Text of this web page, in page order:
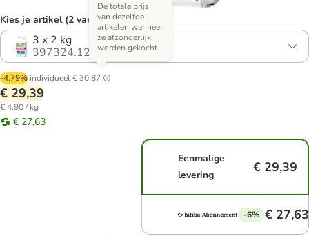
Kies je artikel (2 varianten)
3 x 2 kg
397324.12
-4.79% individueel€ 30,87
De totale prijs
van dezelfde
artikelen wanneer
ze afzonderlijk
worden gekocht
€ 29,39
€ 4,90 / kg
€ 27,63
Eenmalige
levering
€ 29,39
-6% € 27,63